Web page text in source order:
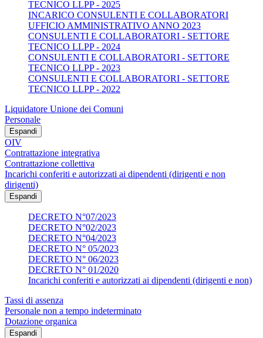
TECNICO LLPP - 2025
INCARICO CONSULENTI E COLLABORATORI
UFFICIO AMMINISTRATIVO ANNO 2023
CONSULENTI E COLLABORATORI - SETTORE
TECNICO LLPP - 2024
CONSULENTI E COLLABORATORI - SETTORE
TECNICO LLPP - 2023
CONSULENTI E COLLABORATORI - SETTORE
TECNICO LLPP - 2022
Liquidatore Unione dei Comuni
Personale
Espandi
OIV
Contrattazione integrativa
Contrattazione collettiva
Incarichi conferiti e autorizzati ai dipendenti (dirigenti e non
dirigenti)
Espandi
DECRETO N°07/2023
DECRETO N°02/2023
DECRETO N°04/2023
DECRETO N° 05/2023
DECRETO N° 06/2023
DECRETO N° 01/2020
Incarichi conferiti e autorizzati ai dipendenti (dirigenti e non)
Tassi di assenza
Personale non a tempo indeterminato
Dotazione organica
Espandi